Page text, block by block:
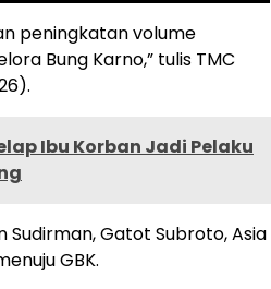
peningkatan volume
Bung Karno,” tulis TMC
Ibu Korban Jadi Pelaku
Gatot Subroto, Asia
GBK.